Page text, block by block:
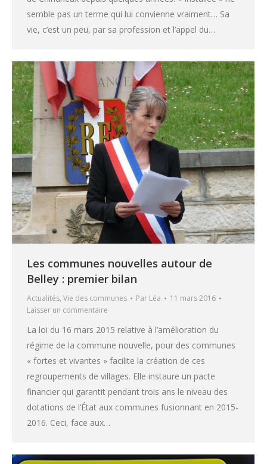
semble pas un terme qui lui convienne vraiment… Sa
vie, c’est un peu, par sa profession et l’appel du…
Les communes nouvelles autour de
Belley : premier bilan
Actualités, Vie des communes Par Léa
11 mars 2016
Laisser un commentaire
La loi du 16 mars 2015 relative à l’amélioration du
régime de la commune nouvelle, pour des communes
« fortes et vivantes » facilite la création de ces
regroupements de villages. Elle instaure un pacte
financier qui garantit pendant trois ans le niveau des
dotations de l’État aux communes fusionnant en 2015-
2016. Ceci, face aux…